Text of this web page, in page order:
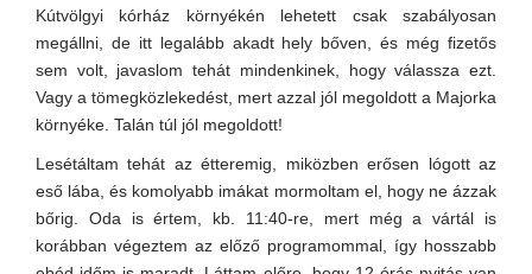
Kútvölgyi kórház környékén lehetett csak szabályosan
megállni, de itt legalább akadt hely bőven, és még fizetős
sem volt, javaslom tehát mindenkinek, hogy válassza ezt.
Vagy a tömegközlekedést, mert azzal jól megoldott a Majorka
környéke. Talán túl jól megoldott!
Lesétáltam tehát az étteremig, miközben erősen lógott az
eső lába, és komolyabb imákat mormoltam el, hogy ne ázzak
bőrig. Oda is értem, kb. 11:40-re, mert még a vártál is
korábban végeztem az előző programommal, így hosszabb